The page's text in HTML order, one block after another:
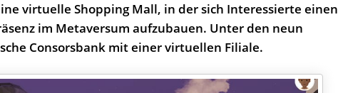
virtuelle Shopping Mall, in der sich Interessierte einen
im Metaversum aufzubauen. Unter den neun
Consorsbank mit einer virtuellen Filiale.